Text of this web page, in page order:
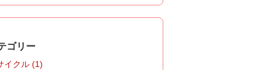
ゴリー
イクル (1)